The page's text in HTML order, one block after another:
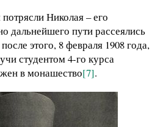
Николая – его
дальнейшего пути рассеялись
этого, 8 февраля 1908 года,
студентом 4-го курса
в монашество[7].